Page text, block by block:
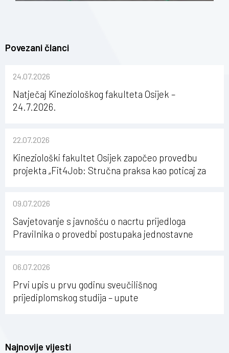
Povezani članci
24.07.2026
Natječaj Kineziološkog fakulteta Osijek –
24.7.2026.
22.07.2026
Kineziološki fakultet Osijek započeo provedbu
projekta „Fit4Job: Stručna praksa kao poticaj za
09.07.2026
Savjetovanje s javnošću o nacrtu prijedloga
Pravilnika o provedbi postupaka jednostavne
Osijeku
06.07.2026
Prvi upis u prvu godinu sveučilišnog
prijediplomskog studija – upute
Najnovije vijesti